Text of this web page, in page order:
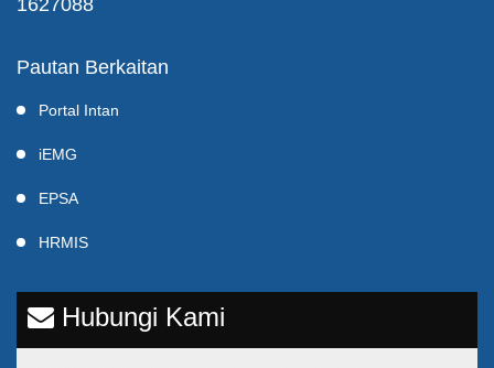
Pautan Berkaitan
Portal Intan
iEMG
EPSA
HRMIS
Hubungi Kami